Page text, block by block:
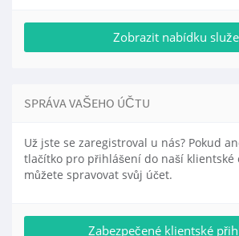
SPRÁVA VAŠEHO ÚČTU
Už jste se zaregistroval u nás? Pokud
tlačítko pro přihlášení do naší klientské
můžete spravovat svůj účet.